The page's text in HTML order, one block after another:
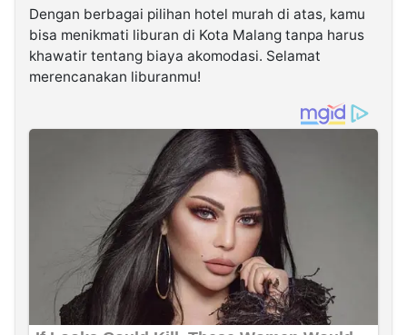
Dengan berbagai pilihan hotel murah di atas, kamu
bisa menikmati liburan di Kota Malang tanpa harus
khawatir tentang biaya akomodasi. Selamat
merencanakan liburanmu!